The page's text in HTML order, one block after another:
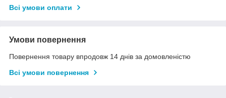
Всі умови оплати
Умови повернення
Повернення товару впродовж 14 днів за домовленістю
Всі умови повернення